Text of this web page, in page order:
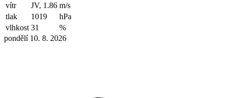
vítr
JV, 1.86 m/s
tlak
1019
hPa
vlhkost 31
%
pondělí 10. 8. 2026